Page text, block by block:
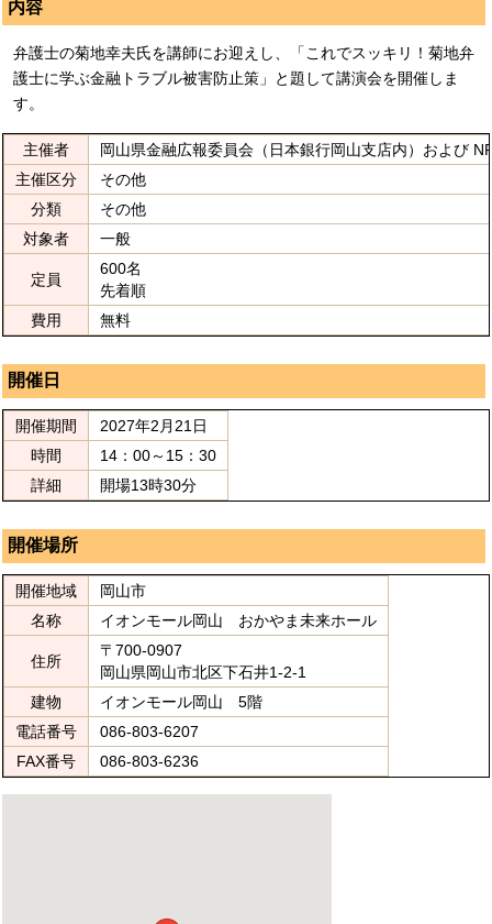
内容
弁護士の菊地幸夫氏を講師にお迎えし、「これでスッキリ！菊地弁
護士に学ぶ金融トラブル被害防止策」と題して講演会を開催しま
す。
主催者
岡山県金融広報委員会（日本銀行岡山支店内）および
主催区分
その他
分類
その他
対象者
一般
定員
600名
先着順
費用
無料
開催日
開催期間
2027年2月21日
時間
14：00～15：30
詳細
開場13時30分
開催場所
開催地域
岡山市
名称
イオンモール岡山 おかやま未来ホール
住所
〒700-0907
岡山県岡山市北区下石井1-2-1
建物
イオンモール岡山 5階
電話番号
086-803-6207
FAX番号
086-803-6236